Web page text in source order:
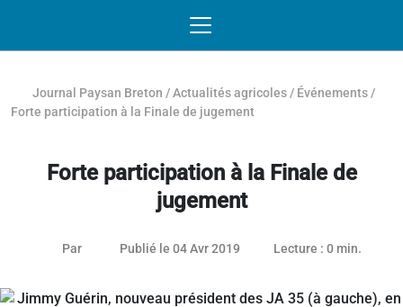
Journal Paysan Breton /Actualités agricoles / Événements /
Forte participation à la Finale de jugement
Forte participation à la Finale de
jugement
Par Publié le 04 Avr 2019 26 janvier 2021
Lecture : 0 min.